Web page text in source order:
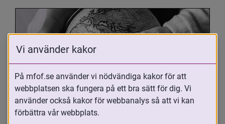
Oavsett om du är adopterad,
adoptivförälder eller arbetar med
Vi använder kakor
På mfof.se använder vi nödvändiga kakor för att
webbplatsen ska fungera på ett bra sätt för dig. Vi
använder också kakor för webbanalys så att vi kan
förbättra vår webbplats.